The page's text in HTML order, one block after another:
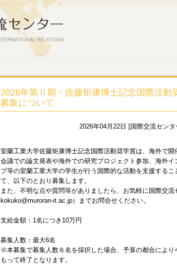
2026年第Ⅱ期・佐藤矩康博士記念国際活動
募集について
2026年04月22日 [国際交流セン
室蘭工業大学佐藤矩康博士記念国際活動奨学賞は、海外で開
会議での論文発表や海外での研究プロジェクト参加、海外イ
プ等の室蘭工業大学の学生が行う国際的な活動を支援するこ
て、以下のとおり募集します。
また、不明な点や質問等がありましたら、お気軽に国際交流
kokuko@muroran-it.ac.jp）までお問合せください。
支給金額：1名につき10万円
募集人数：最大6名
※本募集で募集人数６名を採択した場合、予算の都合により
もって終了となります。